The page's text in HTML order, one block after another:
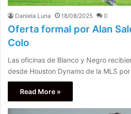
Daniela Luna 18/08/2025 0
Oferta formal por Alan
Colo
Las oficinas de Blanco y Negro
desde Houston Dynamo de la MLS
Read More »